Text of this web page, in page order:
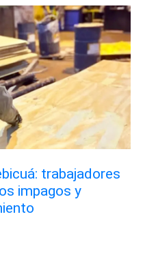
trabajadores
impagos y